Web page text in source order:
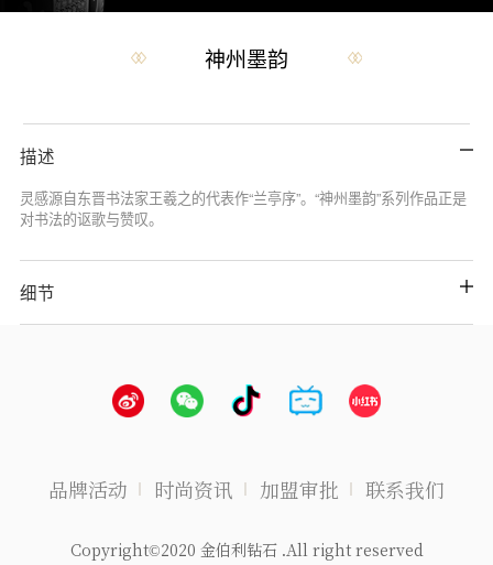
神州墨韵
描述
灵感源自东晋书法家王羲之的代表作“兰亭序”。“神州墨韵”系列作品正是
对书法的讴歌与赞叹。
细节
品牌活动 时尚资讯 加盟审批 联系我们
Copyright©2020 金伯利钻石 .All right reserved